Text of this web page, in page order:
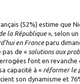
(52%) estime que
la République», selon un
en Franceparu
de « solutions aux
font en revanche
capacité à « réformer le
son dynamisme et